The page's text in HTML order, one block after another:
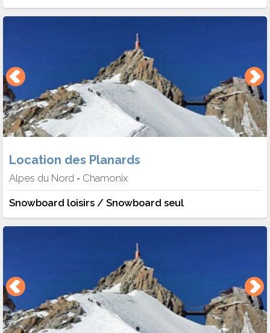
Location des Planards
Alpes du Nord - Chamonix
Snowboard loisirs / Snowboard seul